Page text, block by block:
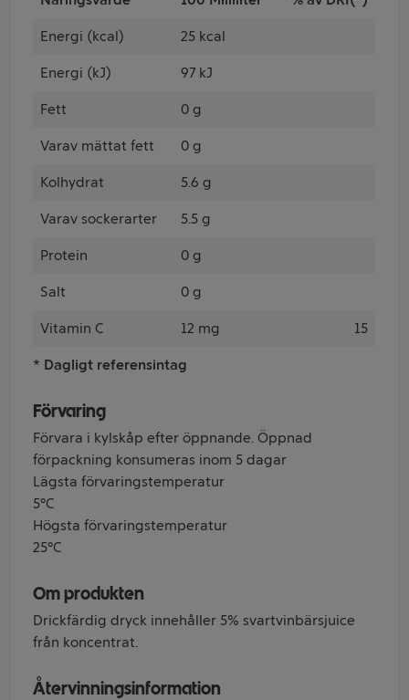
Energi (kcal) 25 kcal
Energi (kJ) 97 kJ
Fett 0 g
Varav mättat fett 0 g
Kolhydrat 5.6 g
Varav sockerarter 5.5 g
Protein 0 g
Salt 0 g
Vitamin C 12 mg 15
* Dagligt referensintag
Förvaring
Förvara i kylskåp efter öppnande. Öppnad
förpackning konsumeras inom 5 dagar
Lägsta förvaringstemperatur
5°C
Högsta förvaringstemperatur
25°C
Om produkten
Drickfärdig dryck innehåller 5% svartvinbärsjuice
från koncentrat.
Återvinningsinformation